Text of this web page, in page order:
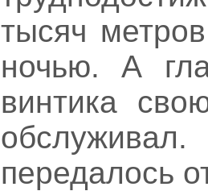
тысяч
ночью. А
винтика
передалось